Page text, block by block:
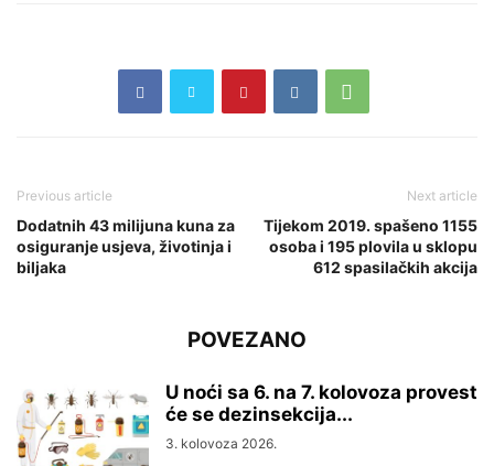
Previous article
Dodatnih 43 milijuna kuna za
osiguranje usjeva, životinja i
biljaka
Next article
Tijekom 2019. spašeno 1155
osoba i 195 plovila u sklopu
612 spasilačkih akcija
POVEZANO
U noći sa 6. na 7. kolovoza provest
će se dezinsekcija...
3. kolovoza 2026.